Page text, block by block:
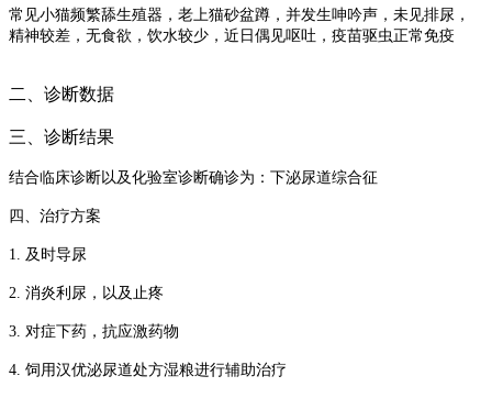
常见小猫频繁舔生殖器，老上猫砂盆蹲，并发生呻吟声，未见排尿，
精神较差，无食欲，饮水较少，近日偶见呕吐，疫苗驱虫正常免疫
二、诊断数据
三、诊断结果
结合临床诊断以及化验室诊断确诊为： 下泌尿道综合征
四、治疗方案
1. 及时导尿
2. 消炎利尿，以及止疼
3. 对症下药，抗应激药物
4. 饲用汉优泌尿道处方湿粮进行辅助治疗